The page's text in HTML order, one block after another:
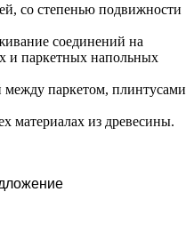
со степенью подвижности
соединений на
и паркетных напольных
между паркетом, плинтусами
материалах из древесины.